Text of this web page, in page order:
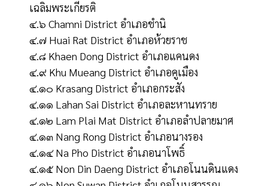
เฉลิมพระเกียรติ
๔.๖ Chamni District อำเภอชำนิ
๔.๗ Huai Rat District อำเภอห้วยราช
๔.๘ Khaen Dong District อำเภอแคนดง
๔.๙ Khu Mueang District อำเภอคูเมือง
๔.๑๐ Krasang District อำเภอกระสัง
๔.๑๑ Lahan Sai District อำเภอละหานทราย
๔.๑๒ Lam Plai Mat District อำเภอลำปลายมาศ
๔.๑๓ Nang Rong District อำเภอนางรอง
๔.๑๔ Na Pho District อำเภอนาโพธิ์
๔.๑๕ Non Din Daeng District อำเภอโนนดินแดง